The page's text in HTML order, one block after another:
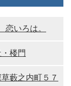
恋いろは。
楼門
藪之内町５７